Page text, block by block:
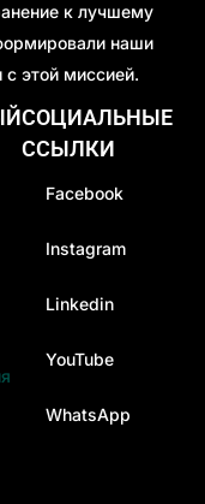
к лучшему
наши
с этой миссией.
СОЦИАЛЬНЫЕ
ССЫЛКИ
Facebook
Instagram
Linkedin
YouTube
WhatsApp